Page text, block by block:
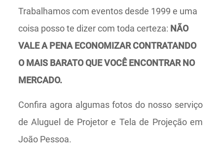
Trabalhamos com eventos desde 1999 e uma
coisa posso te dizer com toda certeza: NÃO
VALE A PENA ECONOMIZAR CONTRATANDO
O MAIS BARATO QUE VOCÊ ENCONTRAR NO
MERCADO.
Confira agora algumas fotos do nosso serviço
de Aluguel de Projetor e Tela de Projeção em
João Pessoa.